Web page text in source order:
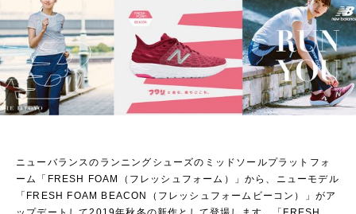
ニューバランスのランニングシューズのミッドソールプラットフォ
ーム「FRESH FOAM（フレッシュフォーム）」から、ニューモデル
「FRESH FOAM BEACON（フレッシュフォームビーコン）」がア